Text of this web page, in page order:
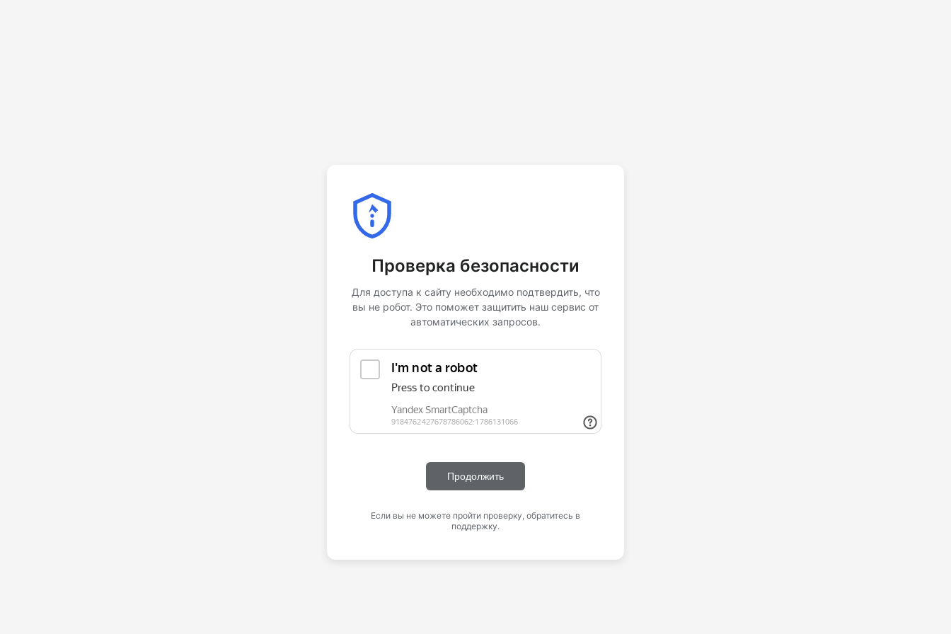
Проверка безопасности
Для доступа к сайту необходимо подтвердить, что
вы не робот. Это поможет защитить наш сервис от
автоматических запросов.
Продолжить
Если вы не можете пройти проверку, обратитесь в
поддержку.